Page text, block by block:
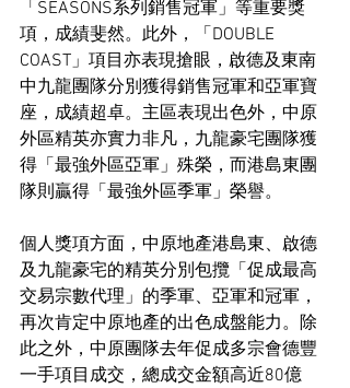
「SEASONS系列銷售冠軍」等重要獎
項，成績斐然。此外，「DOUBLE
COAST」項目亦表現搶眼，啟德及東南
中九龍團隊分別獲得銷售冠軍和亞軍寶
座，成績超卓。主區表現出色外，中原
外區精英亦實力非凡，九龍豪宅團隊獲
得「最強外區亞軍」殊榮，而港島東團
隊則贏得「最強外區季軍」榮譽。
個人獎項方面，中原地產港島東、啟德
及九龍豪宅的精英分別包攬「促成最高
交易宗數代理」的季軍、亞軍和冠軍，
再次肯定中原地產的出色成盤能力。除
此之外，中原團隊去年促成多宗會德豐
一手項目成交，總成交金額高近80億